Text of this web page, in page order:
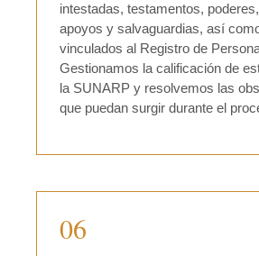
intestadas, testamentos,
apoyos y salvaguardias, así
vinculados al Registro de
Gestionamos la calificación de
la SUNARP y resolvemos las
que puedan surgir durante el
06